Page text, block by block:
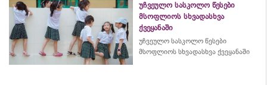
უჩვეულო სასკოლო წესები
მსოფლიოს სხვადასხვა
ქვეყანაში
უჩვეულო სასკოლო წესები
მსოფლიოს სხვადასხვა ქვეყანაში